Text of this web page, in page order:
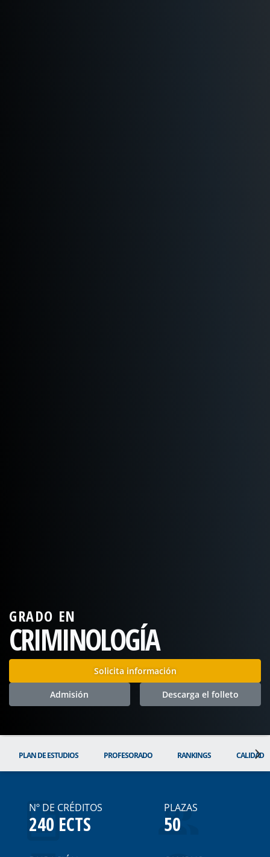
GRADO EN
CRIMINOLOGÍA
Solicita información
Admisión Descarga el folleto
PLAN DE ESTUDIOS PROFESORADO RANKINGS CALIDAD
Nº DE CRÉDITOS
240 ECTS
PLAZAS
50